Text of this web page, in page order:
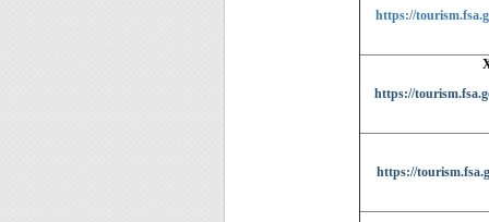
https://
https://
https://